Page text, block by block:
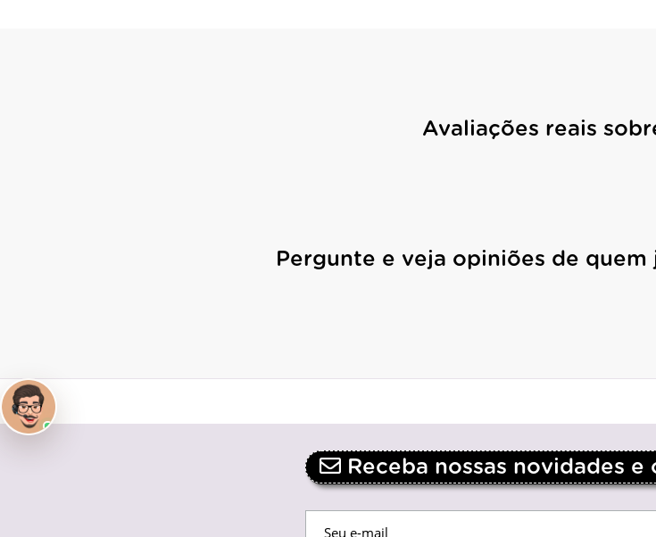
Avaliações reais
Pergunte e veja opiniões de
Receba nossas novidades e